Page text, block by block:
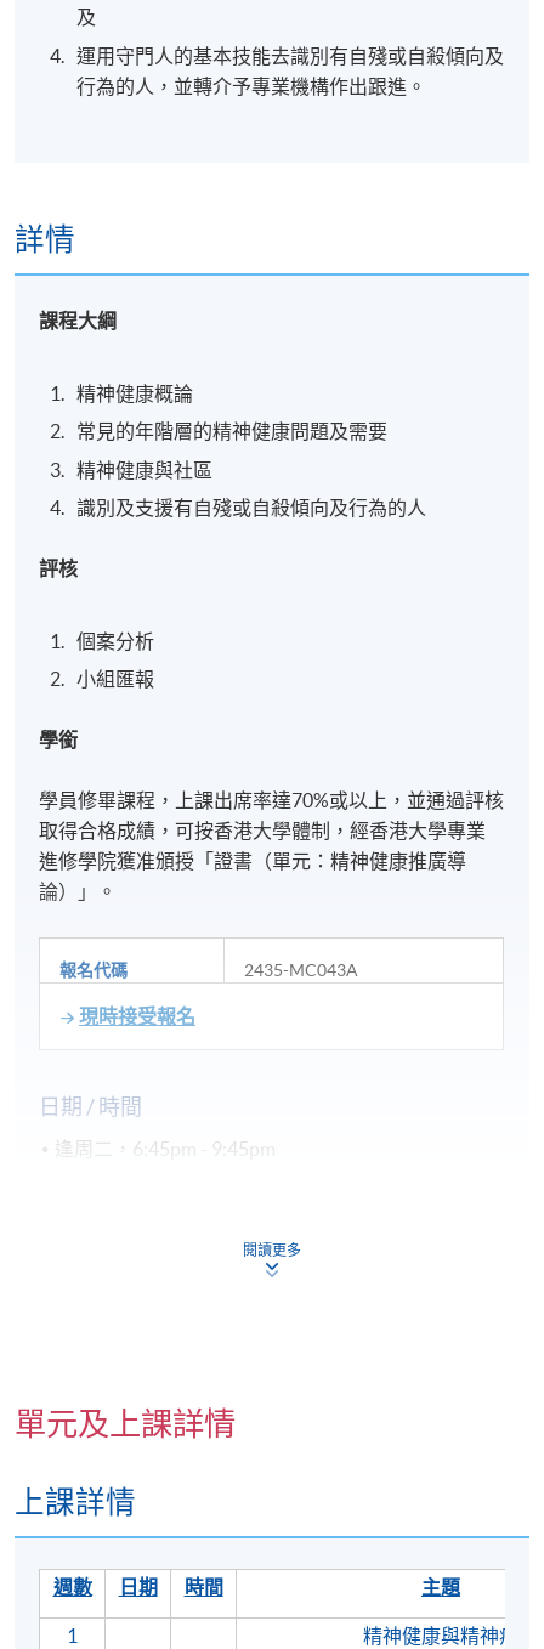
及
運用守門人的基本技能去識別有自殘或自殺傾向及
行為的人，並轉介予專業機構作出跟進。
詳情
課程大綱
精神健康概論
常見的年階層的精神健康問題及需要
精神健康與社區
識別及支援有自殘或自殺傾向及行為的人
評核
個案分析
小組匯報
學銜
學員修畢課程，上課出席率達70%或以上，並通過評核
取得合格成績，可按香港大學體制，經香港大學專業
進修學院獲准頒授「證書（單元：精神健康推廣導
論）」。
報名代碼 2435-MC043A
現時接受報名
日期 / 時間
逢周二，6:45pm - 9:45pm
閱讀更多
單元及上課詳情
上課詳情
週數 日期 時間 主題
1 精神健康與精神病